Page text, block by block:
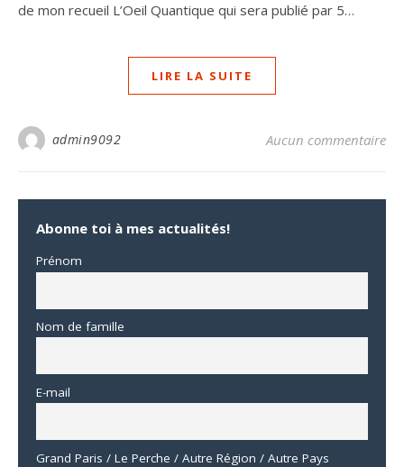
de mon recueil L’Oeil Quantique qui sera publié par 5…
LIRE LA SUITE
admin9092 Aucun commentaire
Abonne toi à mes actualités!
Prénom
Nom de famille
E-mail
Grand Paris / Le Perche / Autre Région / Autre Pays